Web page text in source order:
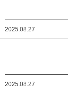
2025.08.27
2025.08.27